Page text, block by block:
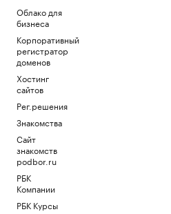
Облако для
бизнеса
Корпоративный
регистратор
доменов
Хостинг
сайтов
Рег.решения
Знакомства
Сайт
знакомств
podbor.ru
РБК
Компании
РБК Курсы